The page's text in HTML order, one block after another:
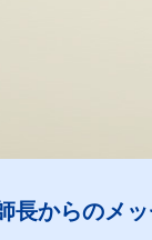
長からのメ